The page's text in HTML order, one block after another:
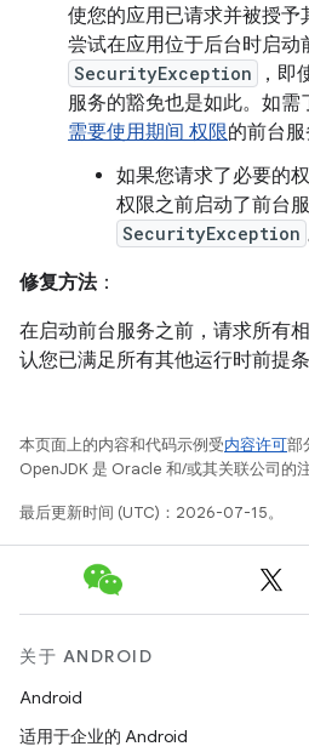
使您的应用已请求并被授予
尝试在应用位于后台时启动
SecurityException
，即
服务的豁免也是如此。如需
需要使用期间 权限的前台服
如果您请求了必要的
权限之前启动了前台
SecurityException
修复方法：
在启动前台服务之前，请求所有
认您已满足所有其他运行时前提条
本页面上的内容和代码示例受内容许可部
OpenJDK 是 Oracle 和/或其关联公司的注
最后更新时间 (UTC)：2026-07-15。
关于 ANDROID
Android
适用于企业的 Android